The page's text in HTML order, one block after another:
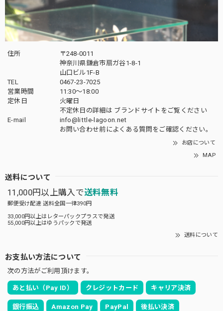
住所
〒248-0011
神奈川県鎌倉市扇ガ谷1-8-1
山口ビル1F-B
TEL
0467-23-7025
営業時間
11:30～18:00
定休日
火曜日
不定休日の詳細は ブランドサイト をご覧ください
E-mail
info@little-lagoon.net
お問い合わせ前によくある質問をご確認ください。
お店について
MAP
送料について
11,000円以上購入で送料無料
郵便受け配達 送料全国一律390円
33,000円以上はレターパックプラスで発送
55,000円以上はゆうパックで発送
送料について
お支払い方法について
次の方法がご利用頂けます。
あと払い（Pay ID） クレジットカード キャリア決済
銀行振込 Amazon Pay PayPal 後払い決済